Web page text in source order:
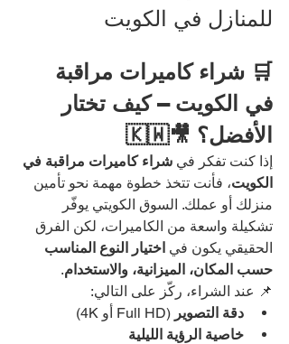
للمنازل في الكويت
🛒 شراء كاميرات مراقبة
في الكويت – كيف تختار
الأفضل؟ 🎥🇰🇼
إذا كنت تفكر في شراء كاميرات مراقبة في
الكويت، فأنت تتخذ خطوة مهمة نحو تأمين
منزلك أو عملك. السوق الكويتي يوفّر
تشكيلة واسعة من الكاميرات، لكن الفرق
الحقيقي يكون في اختيار النوع المناسب
حسب المكان، الميزانية، والاستخدام.
📌 عند الشراء، ركّز على التالي:
دقة التصوير (Full HD أو 4K)
خاصية الرؤية الليلية